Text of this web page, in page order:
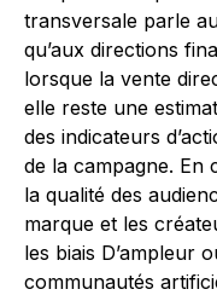
transversale parle
qu’aux directions
lorsque la vente
elle reste une
des indicateurs
de la campagne. En
la qualité des
marque et les
les biais D’ampleur
communautés